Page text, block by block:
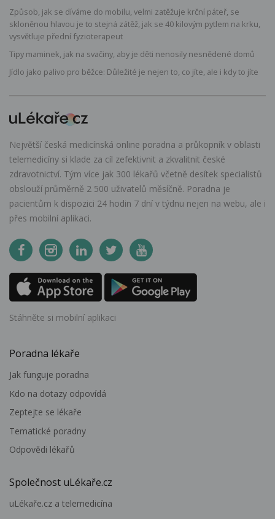
Způsob, jak se díváme do mobilu, velmi zatěžuje krční páteř, se
skloněnou hlavou je to stejná zátěž, jak se 40 kilovým pytlem na krku,
vysvětluje přední fyzioterapeut
Tipy maminek, jak na svačiny, aby je děti nenosily nesnědené domů
Jídlo jako palivo pro běžce: Důležité je nejen to, co jíte, ale i kdy to jíte
Největší česká medicínská online poradna a průkopník v oblasti
telemedicíny si klade za cíl zefektivnit a zkvalitnit české
zdravotnictví. Tým více jak 300 lékařů včetně desítek specialistů
obslouží průměrně 2 500 uživatelů měsíčně. Poradna je
pacientům k dispozici 24 hodin 7 dní v týdnu nejen na webu, ale i
přes mobilní aplikaci.
Stáhněte si mobilní aplikaci
Poradna lékaře
Jak funguje poradna
Kdo na dotazy odpovídá
Zeptejte se lékaře
Tematické poradny
Odpovědi lékařů
Společnost uLékaře.cz
uLékaře.cz a telemedicína